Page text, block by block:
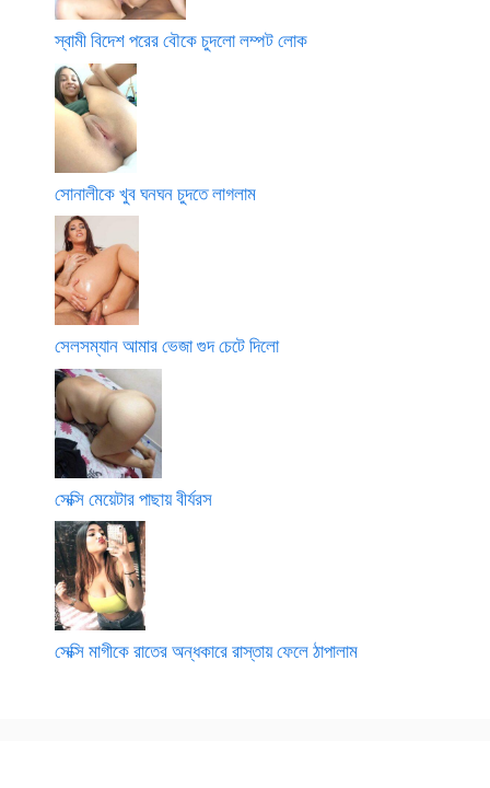
স্বামী বিদেশ পরের বৌকে চুদলো লম্পট লোক
সোনালীকে খুব ঘনঘন চুদতে লাগলাম
সেলসম্যান আমার ভেজা গুদ চেটে দিলো
সেক্সি মেয়েটার পাছায় বীর্যরস
সেক্সি মাগীকে রাতের অন্ধকারে রাস্তায় ফেলে ঠাপালাম